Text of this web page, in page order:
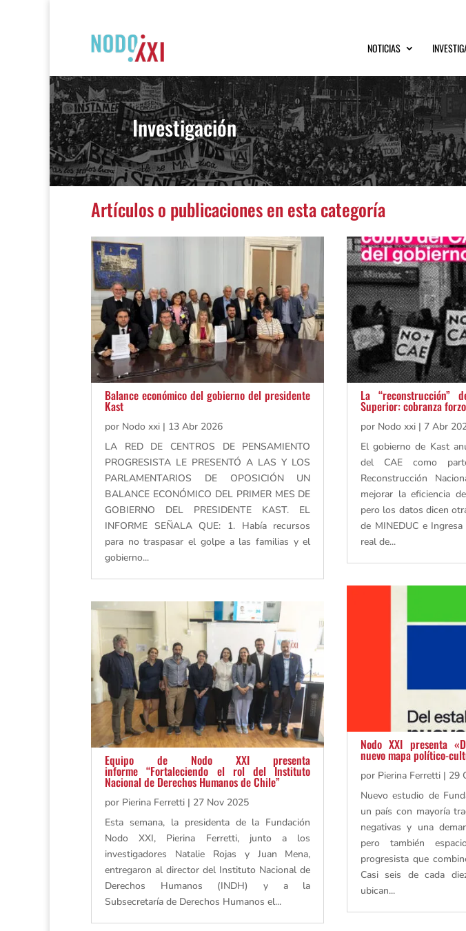
NOTICIAS
Investigación
Artículos o publicaciones en esta categoría
Balance económico del gobierno del presidente
Kast
por Nodo xxi | 13 Abr 2026
LA RED DE CENTROS DE PENSAMIENTO
PROGRESISTA LE PRESENTÓ A LAS Y LOS
PARLAMENTARIOS DE OPOSICIÓN UN
BALANCE ECONÓMICO DEL PRIMER MES DE
GOBIERNO DEL PRESIDENTE KAST. EL
INFORME SEÑALA QUE: 1. Había recursos
para no traspasar el golpe a las familias y el
gobierno...
Equipo de Nodo XXI presenta
informe “Fortaleciendo el rol del Instituto
Nacional de Derechos Humanos de Chile”
por Pierina Ferretti | 27 Nov 2025
Esta semana, la presidenta de la Fundación
Nodo XXI, Pierina Ferretti, junto a los
investigadores Natalie Rojas y Juan Mena,
entregaron al director del Instituto Nacional de
Derechos Humanos (INDH) y a la
Subsecretaría de Derechos Humanos el...
La “reconstrucción”
Superior: cobranza
por Nodo xxi| 7 Abr
El gobierno de Kast
del CAE como
Reconstrucción
mejorar la eficiencia
pero los datos dicen
de MINEDUC e
real de...
Nodo XXI presenta
nuevo mapa político-
por Pierina Ferretti| 29
Nuevo estudio de
un país con mayoría
negativas y una
pero también
progresista que
Casi seis de cada
ubican...